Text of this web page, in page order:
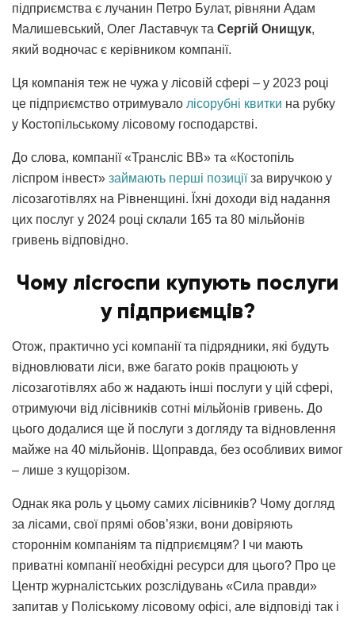
підприємства є лучанин Петро Булат, рівняни Адам
Малишевський, Олег Ластавчук та Сергій Онищук,
який водночас є керівником компанії.
Ця компанія теж не чужа у лісовій сфері – у 2023 році
це підприємство отримувало лісорубні квитки на рубку
у Костопільському лісовому господарстві.
До слова, компанії «Трансліс ВВ» та «Костопіль
ліспром інвест» займають перші позиціїза виручкою у
лісозаготівлях на Рівненщині. Їхні доходи від надання
цих послуг у 2024 році склали 165 та 80 мільйонів
гривень відповідно.
Чому лісгоспи купують послуги
у підприємців?
Отож, практично усі компанії та підрядники, які будуть
відновлювати ліси, вже багато років працюють у
лісозаготівлях або ж надають інші послуги у цій сфері,
отримуючи від лісівників сотні мільйонів гривень. До
цього додалися ще й послуги з догляду та відновлення
майже на 40 мільйонів. Щоправда, без особливих вимог
– лише з кущорізом.
Однак яка роль у цьому самих лісівників? Чому догляд
за лісами, свої прямі обов’язки, вони довіряють
стороннім компаніям та підприємцям? І чи мають
приватні компанії необхідні ресурси для цього? Про це
Центр журналістських розслідувань «Сила правди»
запитав у Поліському лісовому офісі, але відповіді так і